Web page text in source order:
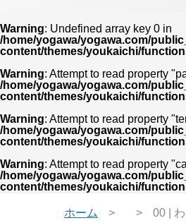
Warning: Undefined array key 0 in
/home/yogawa/yogawa.com/
content/themes/youkaichi/
Warning: Attempt to read property
/home/yogawa/yogawa.com/
content/themes/youkaichi/
Warning: Attempt to read property
/home/yogawa/yogawa.com/
content/themes/youkaichi/
Warning: Attempt to read property
/home/yogawa/yogawa.com/
content/themes/youkaichi/
ホーム 00 |